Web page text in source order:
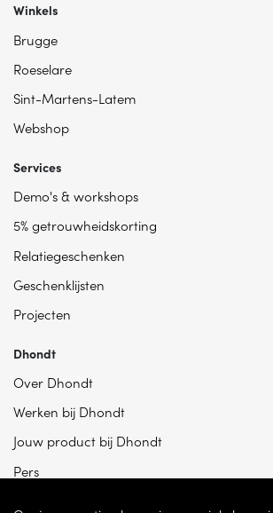
Winkels
Brugge
Roeselare
Sint-Martens-Latem
Webshop
Services
Demo's & workshops
5% getrouwheidskorting
Relatiegeschenken
Geschenklijsten
Projecten
Dhondt
Over Dhondt
Werken bij Dhondt
Jouw product bij Dhondt
Pers